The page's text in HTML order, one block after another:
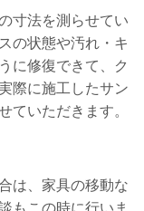
寸法を測らせてい
の状態や汚れ・キ
に修復できて、ク
際に施工したサン
ていただきます。
は、家具の移動な
もこの時に行いま